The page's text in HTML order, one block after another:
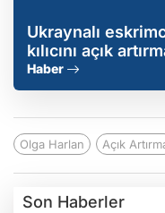
Ukraynalı
kılıcını açık
Haber
Olga Harlan Açık
Son Haberler